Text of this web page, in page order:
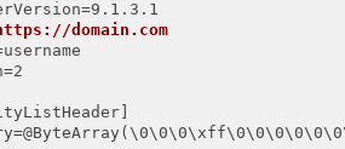
domain.com